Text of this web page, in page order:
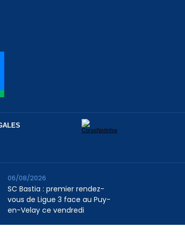
SC Bastia : premier rendez-
vous de Ligue 3 face au Puy-
en-Velay ce vendredi
06/08/2026